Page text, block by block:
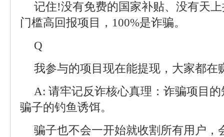
记住!没有免费的国家补贴、没有天
门槛高回报项目，100%是诈骗。
Q
我参与的项目现在能提现，大家都在
A: 请牢记反诈核心真理：诈骗项目
骗子的钓鱼诱饵。
骗子也不会一开始就收割所有用户，